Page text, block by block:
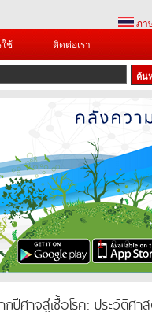
ภา
ช้ ติดต่อเรา
1 2 3
ปีศาจสู่เชื้อโรค: ประวัติศา